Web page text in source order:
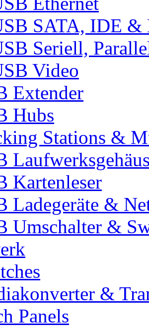
SATA, IDE &
Seriell,
Video
Extender
Hubs
Stations &
Kartenleser
Ladegeräte &
Umschalter &
&
Panels